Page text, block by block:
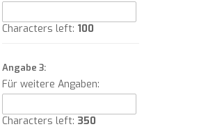
Characters left: 100
Angabe 3:
Für weitere Angaben:
Characters left: 350